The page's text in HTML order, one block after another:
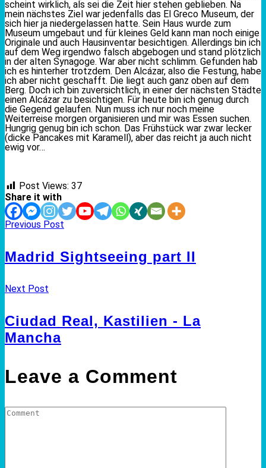
scheint wirklich, als sei die Zeit hier stehen geblieben. Na
mein nächstes Ziel war jedenfalls das El Greco Museum, der
sich hier ja niedergelassen hatte. Sein Haus wurde zum
Museum umgebaut und für kleines Geld kann man noch einige
Originale und auch Hausinventar besichtigen. Allerdings bin ich
auf dem Weg irgendwo falsch abgebogen und stand plötzlich
in der alten Synagoge. War aber nicht schlimm. Gefunden hab
ich es hinterher trotzdem. Den Alcázar, also die Festung, habe
ich aber nicht geschafft. Die liegt auch ganz oben auf dem
Berg. Doch ich bin zuversichtlich, in einer der nächsten Städte
einen Alcázar zu besichtigen. Für heute bin ich genug durch
die Gegend gelaufen. Nun muss ich nur noch meine
Weiterreise morgen organisieren und mir was Essen suchen.
Hungrig genug bin ich schon. Das Frühstück war zwar lecker
(dicke Pancakes mit Karamell), aber das reicht ja auch nicht
ewig vor…
Post Views: 37
Share it with
Previous Post
Madrid Sightseeing part II
Next Post
Ciudad Real, Kastilien - La
Mancha
Leave a Comment